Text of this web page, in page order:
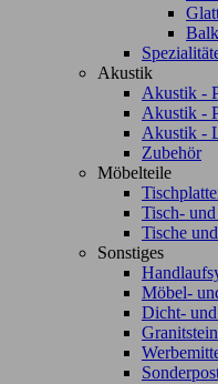
Akustik
Akustik -
Akustik -
Akustik -
Zubehör
Möbelteile
Tisch-
Tische
Sonstiges
Möbel-
Dicht-